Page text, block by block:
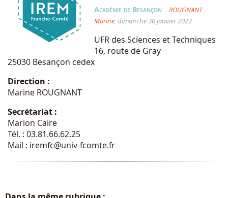
Académie de Besançon
ROUGNANT
Marine, dimanche 30 janvier 2022
UFR des Sciences et Techniques
16, route de Gray
25030 Besançon cedex
Direction :
Marine ROUGNANT
Secrétariat :
Marion Caire
Tél. : 03.81.66.62.25
Mail : iremfc@univ-fcomte.fr